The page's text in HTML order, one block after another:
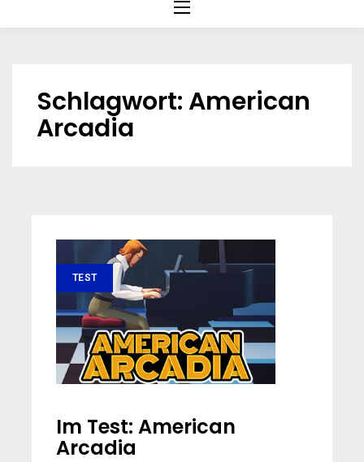
Schlagwort: American
Arcadia
TEST
Im Test: American
Arcadia